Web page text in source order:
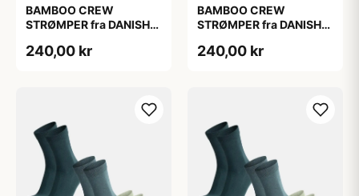
BAMBOO CREW
STRØMPER fra DANISH
51
240,00 kr
BAMBOO CREW
STRØMPER fra DANISH
51
240,00 kr